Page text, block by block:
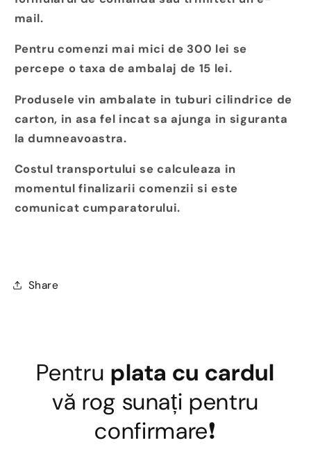
mail.
Pentru comenzi mai mici de 300 lei se
percepe o taxa de ambalaj de 15 lei.
Produsele vin ambalate in tuburi cilindrice de
carton, in asa fel incat sa ajunga in siguranta
la dumneavoastra.
Costul transportului se calculeaza in
momentul finalizarii comenzii si este
comunicat cumparatorului.
Share
Pentru plata cu cardul
vă rog sunați pentru
confirmare❗